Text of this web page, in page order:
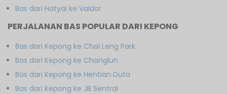
Bas dari Hatyai ke Valdor
PERJALANAN BAS POPULAR DARI KEPONG
Bas dari Kepong ke Chai Leng Park
Bas dari Kepong ke Changlun
Bas dari Kepong ke Hentian Duta
Bas dari Kepong ke JB Sentral